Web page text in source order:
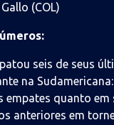
(COL)
seis de seus
na
empates quanto em
anteriores em